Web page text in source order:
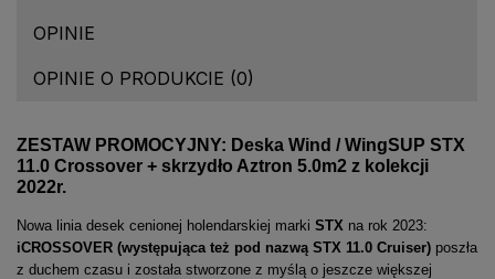
OPINIE
OPINIE O PRODUKCIE (0)
ZESTAW PROMOCYJNY: Deska Wind / WingSUP STX
11.0 Crossover + skrzydło Aztron 5.0m2 z kolekcji
2022r.
Nowa linia desek cenionej holendarskiej marki STX na rok 2023:
iCROSSOVER (występująca też pod nazwą STX 11.0 Cruiser) poszła
z duchem czasu i została stworzone z myślą o jeszcze większej